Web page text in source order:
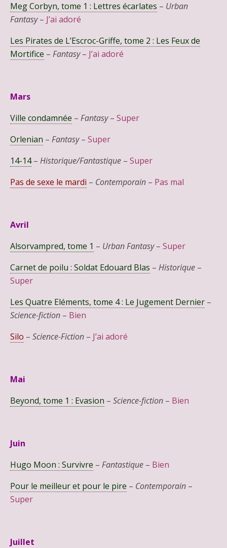
Meg Corbyn, tome 1 : Lettres écarlates – Urban
Fantasy– J’ai adoré
Les Pirates de L’Escroc-Griffe, tome 2 : Les Feux de
Mortifice – Fantasy– J’ai adoré
Mars
Ville condamnée – Fantasy– Super
Orlenian – Fantasy– Super
14-14– Historique/Fantastique – Super
Pas de sexe le mardi – Contemporain – Pas mal
Avril
Alsorvampred, tome 1 – Urban Fantasy– Super
Carnet de poilu : Soldat Edouard Blas – Historique –
Super
Les Quatre Eléments, tome 4 : Le Jugement Dernier –
Science-fiction – Bien
Silo – Science-Fiction – J’ai adoré
Mai
Beyond, tome 1 : Evasion – Science-fiction – Bien
Juin
Hugo Moon : Survivre – Fantastique – Bien
Pour le meilleur et pour le pire – Contemporain –
Super
Juillet